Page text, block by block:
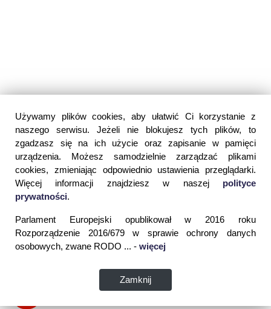
Używamy plików cookies, aby ułatwić Ci korzystanie z
naszego serwisu. Jeżeli nie blokujesz tych plików, to
zgadzasz się na ich użycie oraz zapisanie w pamięci
urządzenia. Możesz samodzielnie zarządzać plikami
cookies, zmieniając odpowiednio ustawienia przeglądarki.
Więcej informacji znajdziesz w naszej polityce
prywatności.
Parlament Europejski opublikował w 2016 roku
Rozporządzenie 2016/679 w sprawie ochrony danych
osobowych, zwane RODO ... - więcej
Zamknij